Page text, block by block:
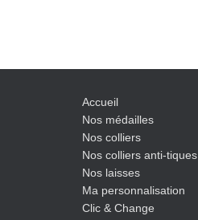
Accueil
Nos médailles
Nos colliers
Nos colliers anti-tiques
Nos laisses
Ma personnalisation
Clic & Change